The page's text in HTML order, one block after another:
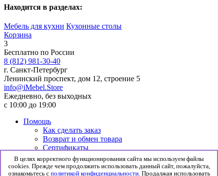
Находится в разделах:
Мебель для кухни Кухонные столы
Корзина
3
Бесплатно по России
8 (812) 981-30-40
г. Санкт-Петербург
Ленинский проспект, дом 12, строение 5
info@iMebel.Store
Ежедневно, без выходных
с 10:00 до 19:00
Помощь
Как сделать заказ
Возврат и обмен товара
Сертификаты
Информация
Гарантия
Доставка и сборка
В целях корректного функционирования сайта мы используем файлы
cookies. Прежде чем продолжить использовать данный сайт, пожалуйста,
ознакомьтесь с политикой конфиденциальности. Продалжая использовать